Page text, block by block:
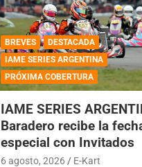
BREVES
DESTACADA
IAME SERIES ARGENTINA
PRÓXIMA COBERTURA
IAME SERIES
Baradero recibe la
especial con Invitados
6 agosto, 2026 E-Kart